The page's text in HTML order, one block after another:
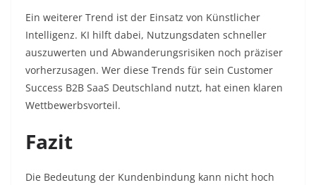
Ein weiterer Trend ist der Einsatz von Künstlicher
Intelligenz. KI hilft dabei, Nutzungsdaten schneller
auszuwerten und Abwanderungsrisiken noch präziser
vorherzusagen. Wer diese Trends für sein Customer
Success B2B SaaS Deutschland nutzt, hat einen klaren
Wettbewerbsvorteil.
Fazit
Die Bedeutung der Kundenbindung kann nicht hoch